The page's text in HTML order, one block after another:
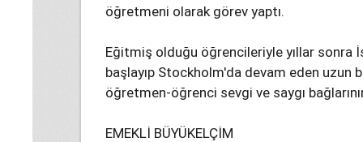
öğretmeni olarak görev yaptı.
Eğitmiş olduğu öğrencileriyle yıllar sonra
başlayıp Stockholm'da devam eden uzun
öğretmen-öğrenci sevgi ve saygı
EMEKLİ BÜYÜKELÇİM